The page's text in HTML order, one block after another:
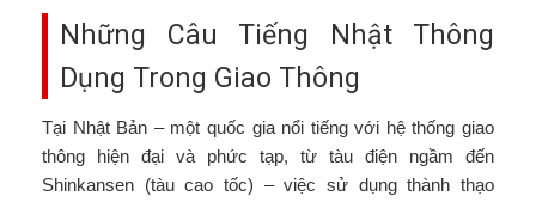
Những Câu Tiếng Nhật Thông
Dụng Trong Giao Thông
Tại Nhật Bản – một quốc gia nổi tiếng với hệ thống giao
thông hiện đại và phức tạp, từ tàu điện ngầm đến
Shinkansen (tàu cao tốc) – việc sử dụng thành thạo